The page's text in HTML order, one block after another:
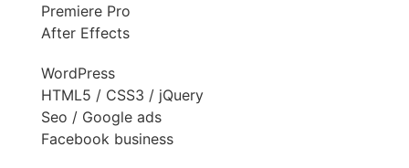
Premiere Pro
After Effects
WordPress
HTML5 / CSS3 / jQuery
Seo / Google ads
Facebook business